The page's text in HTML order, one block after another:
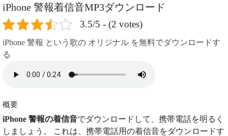
iPhone 警報着信音MP3ダウンロード
3.5/5 - (2 votes)
iPhone 警報 という歌の オリジナル を無料でダウンロードす
る
概要
iPhone 警報の着信音でダウンロードして、携帯電話を明るく
しましょう。 これは、携帯電話用の着信音をダウンロードす